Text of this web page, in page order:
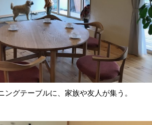
ングテーブルに、家族や友人が集う。